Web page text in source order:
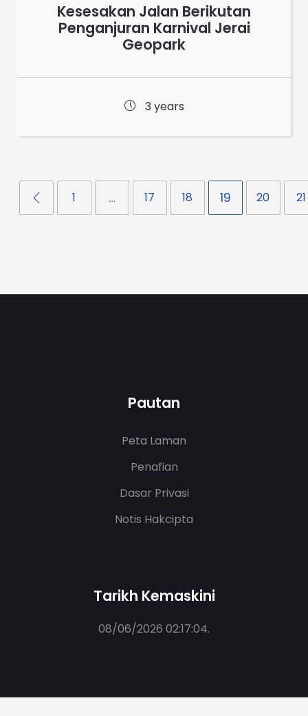
Kesesakan Jalan Berikutan
Penganjuran Karnival Jerai
Geopark
3 years
1 … 17 18 19 20 21
Pautan
Peta Laman
Penafian
Dasar Privasi
Notis Hakcipta
Tarikh Kemaskini
08/06/2026 02:17:04.